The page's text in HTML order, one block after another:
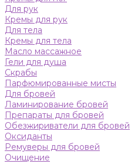
Для рук
Кремы для рук
Для тела
Кремы для тела
Масло массажное
Гели для душа
Скрабы
Парфюмированные мисты
Для бровей
Ламинирование бровей
Препараты для бровей
Обезжириватели для бровей
Оксиданты
Ремуверы для бровей
Очищение